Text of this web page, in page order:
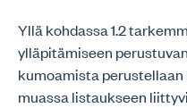
Yllä kohdassa 1.2
ylläpitämiseen
kumoamista
muassa listaukseen